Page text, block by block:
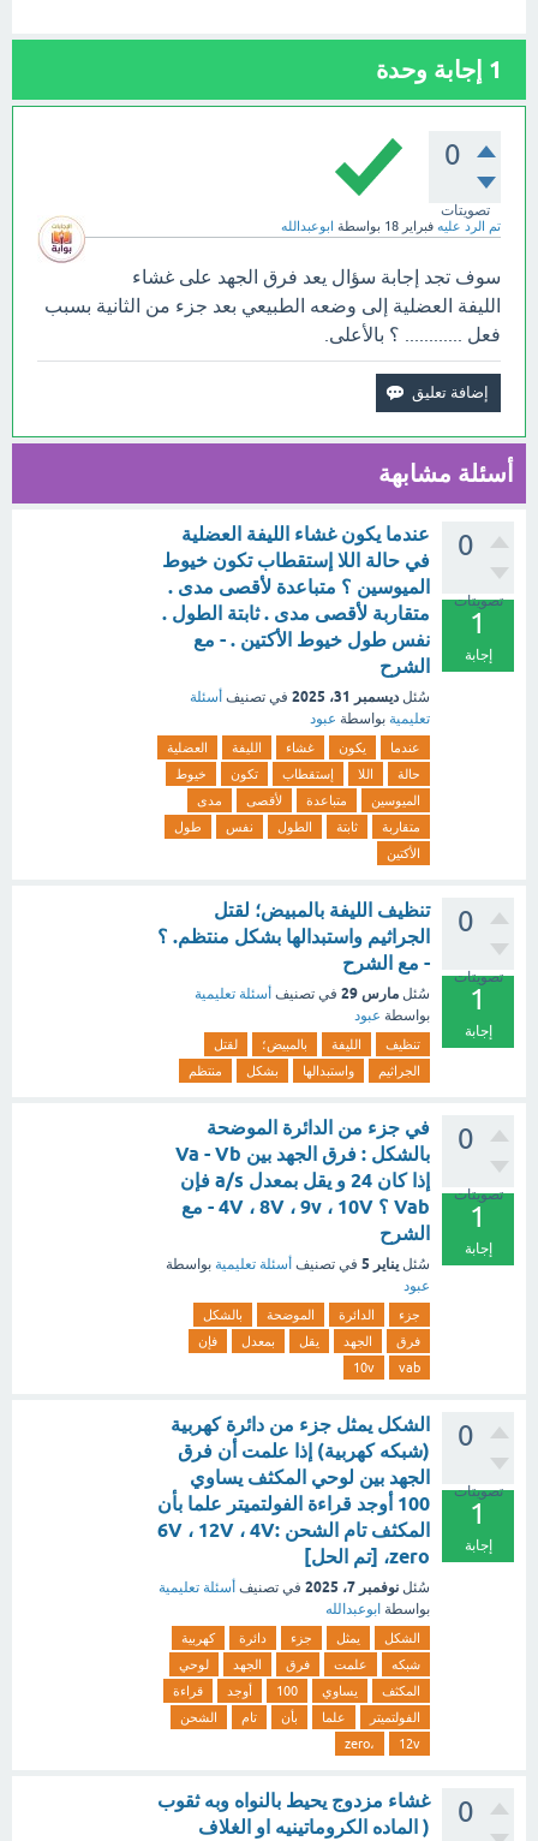
1 إجابة وحدة
0
تصويتات
تم الرد عليه فبراير 18 بواسطة ابوعبدالله
سوف تجد إجابة سؤال يعد فرق الجهد على غشاء
الليفة العضلية إلى وضعه الطبيعي بعد جزء من الثانية بسبب
فعل ............ ؟ بالأعلى.
أسئلة مشابهة
0
تصويتات
1
إجابة
عندما يكون غشاء الليفة العضلية
في حالة اللا إستقطاب تكون خيوط
الميوسين ؟ متباعدة لأقصى مدى .
متقاربة لأقصى مدى . ثابتة الطول .
نفس طول خيوط الأكتين . - مع
الشرح
سُئل ديسمبر 31، 2025 في تصنيف أسئلة
تعليمية بواسطة عبود
عندما يكون غشاء الليفة
العضلية
حالة
اللا إستقطاب تكون
خيوط
الميوسين
متباعدة لأقصى
مدى
متقاربة
ثابتة الطول نفس
طول
الأكتين
0
تصويتات
1
إجابة
تنظيف الليفة بالمبيض؛ لقتل
الجراثيم واستبدالها بشكل منتظم. ؟
- مع الشرح
سُئل مارس 29 في تصنيف أسئلة تعليمية
بواسطة عبود
تنظيف الليفة بالمبيض؛
لقتل
الجراثيم
واستبدالها بشكل منتظم
0
تصويتات
1
إجابة
في جزء من الدائرة الموضحة
بالشكل : فرق الجهد بين Va - Vb
إذا كان 24 و يقل بمعدل a/s فإن
Vab ؟ 4V ، 8V ، 9v ، 10V - مع
الشرح
سُئل يناير 5 في تصنيف أسئلة تعليمية بواسطة
عبود
جزء الدائرة الموضحة
بالشكل
فرق
الجهد يقل بمعدل
فإن
vab
10v
0
تصويتات
1
إجابة
الشكل يمثل جزء من دائرة كهربية
(شبكه كهربية) إذا علمت أن فرق
الجهد بين لوحي المكثف يساوي
100 أوجد قراءة الفولتميتر علما بأن
المكثف تام الشحن :6V ، 12V ، 4V
،zero [تم الحل]
سُئل نوفمبر 7، 2025 في تصنيف أسئلة تعليمية
بواسطة ابوعبدالله
الشكل يمثل جزء دائرة
كهربية
شبكه
علمت فرق الجهد
لوحي
المكثف
يساوي 100 أوجد
قراءة
الفولتميتر
علما بأن تام
الشحن
12v
،zero
0
غشاء مزدوج يحيط بالنواه وبه ثقوب
( الماده الكروماتينيه او الغلاف